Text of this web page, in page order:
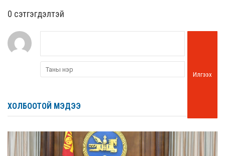
0 cэтгэгдэлтэй
Илгээх
ХОЛБООТОЙ МЭДЭЭ